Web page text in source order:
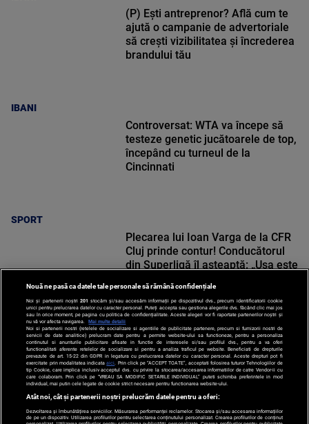
IBANI
(P) Ești antreprenor? Află cum te
ajută o campanie de advertoriale
să crești vizibilitatea și încrederea
brandului tău
SPORT
Controversat: WTA va începe să
testeze genetic jucătoarele de top,
începând cu turneul de la
Cincinnati
SPORT
Plecarea lui Ioan Varga de la CFR
Cluj prinde contur! Conducătorul
din Superligă îl așteaptă: „Ușa este
Nouă ne pasă ca datele tale personale să rămână confidențiale
Noi și partenerii noștri 201 stocăm și/sau accesăm informații pe dispozitivul dvs., precum identificatorii cookie
unici pentru prelucrarea datelor cu caracter personal. Puteți accepta sau gestiona alegerile dvs. făcând clic mai jos
sau în orice moment, pe pagina cu politica de confidențialitate. Aceste alegeri vor fi raportate partenerilor noștri și
nu vă vor afecta navigarea.
Mai multe detalii
Noi si partenerii nostri (retelele de socializare si agentiile de publicitate partenere, precum si furnizorii nostri de
servicii de date analitice) prelucram date pentru a permite website-ului sa functioneze, pentru a personaliza
continutul si anunturile publicitare afisate in functie de interesele si/sau profilul dvs., pentru a va oferi
functionalitati aferente retelelor de socializare si pentru a analiza traficul pe website. Beneficiati de drepturile
prevazute de art. 15-22 din GDPR in legatura cu prelucrarea datelor cu caracter personal. Aceste drepturi pot fi
exercitate prin modalitatea indicataaici . Prin click pe “ACCEPT TOATE”, acceptati folosirea tuturor Tehnologiilor de
tip Cookie, care implica inclusiv acceptul dvs. cu privire la stocarea/accesarea informatiilor de catre Vendor-ii cu
care colaboram. Prin click pe “VREAU SA MODIFIC SETARILE INDIVIDUAL” puteti schimba preferintele in mod
individual, mai putin cele legate de cookie strict necesare pentru functionarea website-ului.
Atât noi, cât și partenerii noștri prelucrăm datele pentru a oferi:
Dezvoltarea și îmbunătățirea serviciilor. Măsurarea performanței reclamelor. Stocarea și/sau accesarea informațiilor
de pe un dispozitiv. Utilizarea profilurilor pentru selectarea conținutului personalizat. Crearea profilurilor de conținut